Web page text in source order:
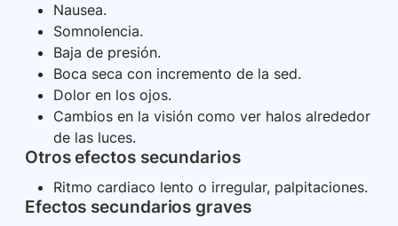
Nausea.
Somnolencia.
Baja de presión.
Boca seca con incremento de la sed.
Dolor en los ojos.
Cambios en la visión como ver halos alrededor
de las luces.
Otros efectos secundarios
Ritmo cardiaco lento o irregular, palpitaciones.
Efectos secundarios graves